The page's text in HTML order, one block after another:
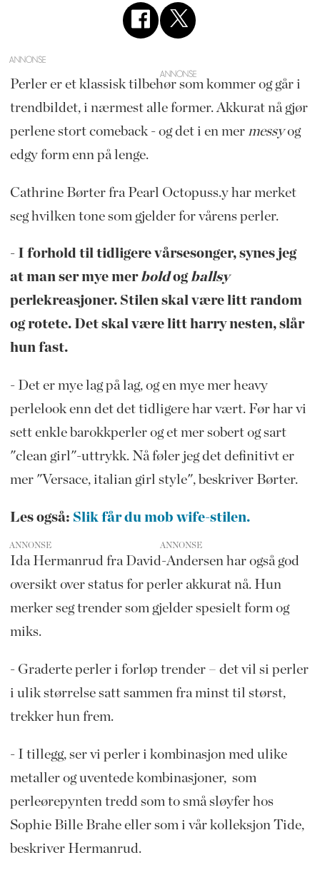
ANNONSE
Perler er et klassisk tilbehør som kommer og går i
trendbildet, i nærmest alle former. Akkurat nå gjør
perlene stort comeback - og det i en mer messyog
edgy form enn på lenge.
Cathrine Børter fra Pearl Octopuss.y har merket
seg hvilken tone som gjelder for vårens perler.
- I forhold til tidligere vårsesonger, synes jeg
at man ser mye mer boldog ballsy
perlekreasjoner. Stilen skal være litt random
og rotete. Det skal være litt harry nesten, slår
hun fast.
- Det er mye lag på lag, og en mye mer heavy
perlelook enn det det tidligere har vært. Før har vi
sett enkle barokkperler og et mer sobert og sart
"clean girl"-uttrykk. Nå føler jeg det definitivt er
mer "Versace, italian girl style", beskriver Børter.
Les også: Slik får du mob wife-stilen.
ANNONSE
Ida Hermanrud fra David-Andersen har også god
oversikt over status for perler akkurat nå. Hun
merker seg trender som gjelder spesielt form og
miks.
- Graderte perler i forløp trender – det vil si perler
i ulik størrelse satt sammen fra minst til størst,
trekker hun frem.
- I tillegg, ser vi perler i kombinasjon med ulike
metaller og uventede kombinasjoner, som
perleørepynten tredd som to små sløyfer hos
Sophie Bille Brahe eller som i vår kolleksjon Tide,
beskriver Hermanrud.